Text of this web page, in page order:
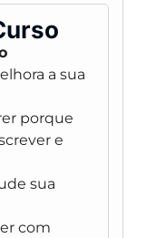
a sua
porque
e
sua
com